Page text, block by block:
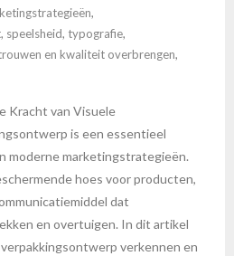
,
, speelsheid, typografie,
en kwaliteit overbrengen,
Kracht van Visuele
is een essentieel
moderne marketingstrategieën.
hoes voor producten,
dat
en overtuigen. In dit artikel
verkennen en